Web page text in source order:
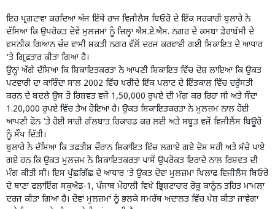
ਇਹ ਪ੍ਰਗਟਾਵਾ ਕਰਦਿਆਂ ਅੱਜ ਇੱਥੇ ਰਾਜ ਵਿਜੀਲੈਂਸ ਬਿਓਰੋ ਦੇ ਇੱਕ ਸਰਕਾਰੀ ਬੁਲਾਰੇ ਨੇ
ਦੱਸਿਆ ਕਿ ਉਪਰੋਕਤ ਦੋਵੇਂ ਮੁਲਜ਼ਮਾਂ ਨੂੰ ਜ਼ਿਲ੍ਹਾ ਐਸ.ਏ.ਐਸ. ਨਗਰ ਦੇ ਕਸਬਾ ਡੇਰਾਬੱਸੀ ਦੇ
ਵਸਨੀਕ ਗਿਆਨ ਚੰਦ ਵਾਸੀ ਸ਼ਕਤੀ ਨਗਰ ਵੱਲੋਂ ਦਰਜ ਕਰਵਾਈ ਗਈ ਸ਼ਿਕਾਇਤ ਦੇ ਆਧਾਰ
‘ਤੇ ਗ੍ਰਿਫ਼ਤਾਰ ਕੀਤਾ ਗਿਆ ਹੈ।
ਉਨ੍ਹਾਂ ਅੱਗੇ ਦੱਸਿਆ ਕਿ ਸ਼ਿਕਾਇਤਕਰਤਾ ਨੇ ਆਪਣੀ ਸ਼ਿਕਾਇਤ ਵਿੱਚ ਦੋਸ਼ ਲਾਇਆ ਕਿ ਉਕਤ
ਪਟਵਾਰੀ ਦਾ ਕਾਰਿੰਦਾ ਸਾਲ 2002 ਵਿੱਚ ਖਰੀਦੇ ਇੱਕ ਪਲਾਟ ਦੇ ਇੰਤਕਾਲ ਵਿੱਚ ਦਰੁੱਸਤੀ
ਕਰਨ ਦੇ ਬਦਲੇ ਉਸ ਤੋਂ ਰਿਸ਼ਵਤ ਵਜੋਂ 1,50,000 ਰੁਪਏ ਦੀ ਮੰਗ ਕਰ ਰਿਹਾ ਸੀ ਅਤੇ ਸੌਦਾ
1.20,000 ਰੁਪਏ ਵਿੱਚ ਤੈਅ ਹੋਇਆ ਹੈ। ਉਕਤ ਸ਼ਿਕਾਇਤਕਰਤਾ ਨੇ ਮੁਲਜ਼ਮ ਨਾਲ ਹੋਈ
ਆਪਣੀ ਫੋਨ ‘ਤੇ ਹੋਈ ਸਾਰੀ ਗੱਲਬਾਤ ਰਿਕਾਰਡ ਕਰ ਲਈ ਅਤੇ ਸਬੂਤ ਵਜੋਂ ਵਿਜੀਲੈਂਸ ਬਿਊਰੋ
ਨੂੰ ਸੌਂਪ ਦਿੱਤੀ।
ਬੁਲਾਰੇ ਨੇ ਦੱਸਿਆ ਕਿ ਤਫਤੀਸ਼ ਦੌਰਾਨ ਸ਼ਿਕਾਇਤ ਵਿੱਚ ਲਗਾਏ ਗਏ ਦੋਸ਼ ਸਹੀ ਅਤੇ ਸੱਚੇ ਪਾਏ
ਗਏ ਹਨ ਕਿ ਉਕਤ ਮੁਲਜ਼ਮ ਨੇ ਸ਼ਿਕਾਇਤਕਰਤਾ ਪਾਸੋਂ ਉਪਰੋਕਤ ਇਰਾਦੇ ਨਾਲ ਰਿਸ਼ਵਤ ਦੀ
ਮੰਗ ਕੀਤੀ ਸੀ। ਇਸ ਪੁੱਛਗਿੱਛ ਦੇ ਆਧਾਰ ‘ਤੇ ਉਕਤ ਦੋਵਾਂ ਮੁਲਜ਼ਮਾਂ ਖਿਲਾਫ ਵਿਜੀਲੈਂਸ ਬਿਓਰੋ
ਦੇ ਥਾਣਾ ਫਲਾਇੰਗ ਸਕੁਐਡ-1, ਪੰਜਾਬ ਮੋਹਾਲੀ ਵਿਖੇ ਭ੍ਰਿਸ਼ਟਾਚਾਰ ਰੋਕੂ ਕਾਨੂੰਨ ਤਹਿਤ ਮਾਮਲਾ
ਦਰਜ ਕੀਤਾ ਗਿਆ ਹੈ। ਦੋਵਾਂ ਮੁਲਜ਼ਮਾਂ ਨੂੰ ਭਲਕੇ ਸਮਰੱਥ ਅਦਾਲਤ ਵਿੱਚ ਪੇਸ਼ ਕੀਤਾ ਜਾਵੇਗਾ